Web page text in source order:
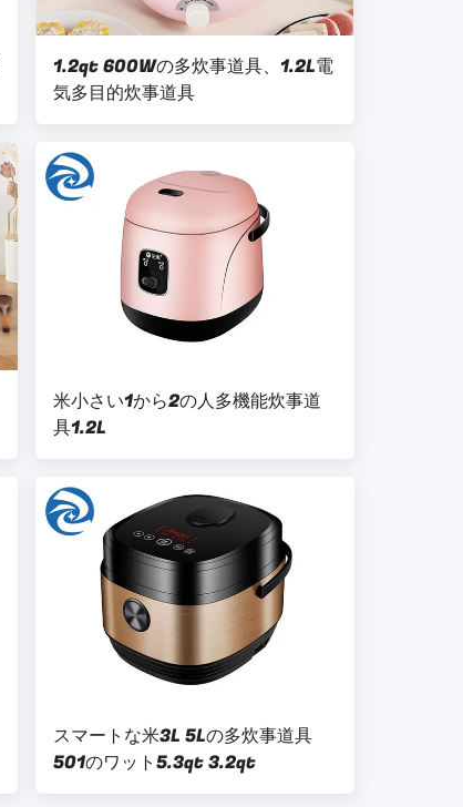
1.2qt 600Wの多炊事道具、1.2L電
気多目的炊事道具
米小さい1から2の人多機能炊事道
具1.2L
スマートな米3L 5Lの多炊事道具
501のワット5.3qt 3.2qt